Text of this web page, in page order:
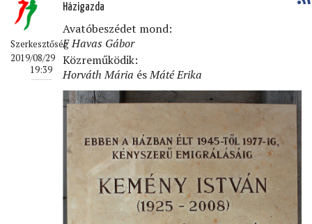
Szerkesztőség
2019/08/29
19:39
Házigazda
Avatóbeszédet mond:
F Havas Gábor
Közreműködik:
Horváth Mária ésMáté Erika